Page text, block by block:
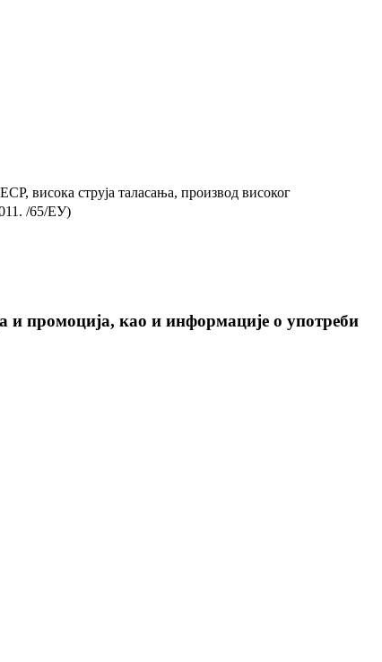
висока струја таласања, производ високог
/65/ЕУ)
промоција, као и информације о употреби